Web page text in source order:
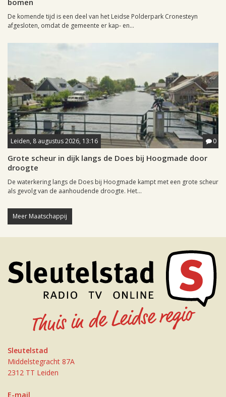
bomen
De komende tijd is een deel van het Leidse Polderpark Cronesteyn
afgesloten, omdat de gemeente er kap- en...
Leiden, 8 augustus 2026, 13:16 0
Grote scheur in dijk langs de Does bij Hoogmade door
droogte
De waterkering langs de Does bij Hoogmade kampt met een grote scheur
als gevolg van de aanhoudende droogte. Het...
Meer Maatschappij
Sleutelstad
Middelstegracht 87A
2312 TT Leiden
E-mail